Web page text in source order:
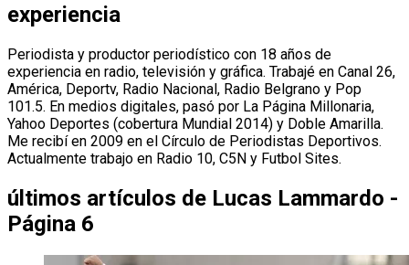
experiencia
Periodista y productor periodístico con 18 años de
experiencia en radio, televisión y gráfica. Trabajé en Canal 26,
América, Deportv, Radio Nacional, Radio Belgrano y Pop
101.5. En medios digitales, pasó por La Página Millonaria,
Yahoo Deportes (cobertura Mundial 2014) y Doble Amarilla.
Me recibí en 2009 en el Círculo de Periodistas Deportivos.
Actualmente trabajo en Radio 10, C5N y Futbol Sites.
últimos artículos de Lucas Lammardo -
Página 6